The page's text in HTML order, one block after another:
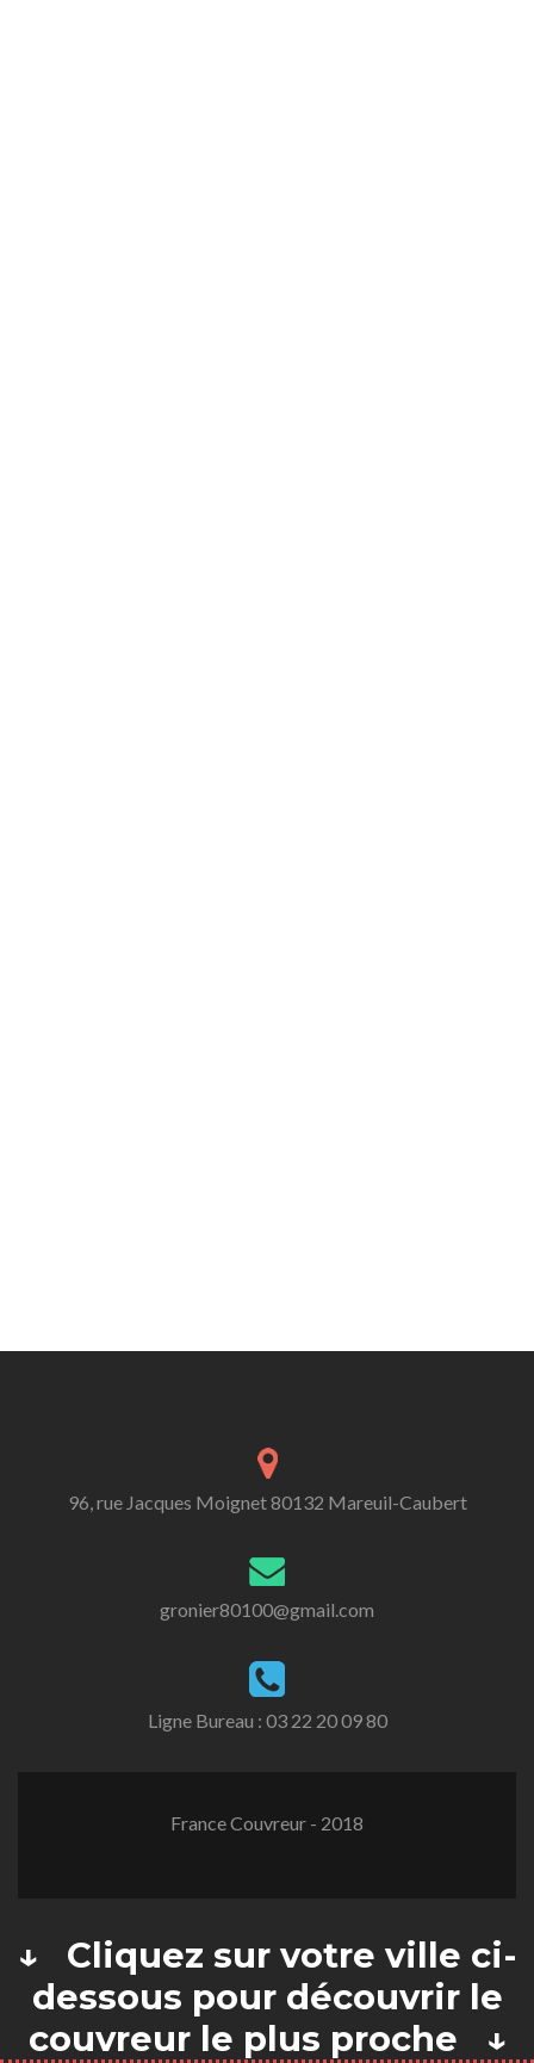
96, rue Jacques Moignet 80132 Mareuil-Caubert
gronier80100@gmail.com
Ligne Bureau : 03 22 20 09 80
France Couvreur - 2018
↓ Cliquez sur votre ville ci-
dessous pour découvrir le
couvreur le plus proche ↓